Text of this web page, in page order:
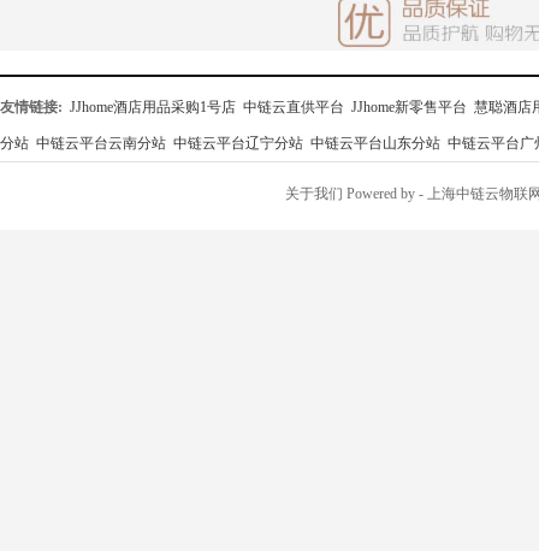
友情链接: JJhome酒店用品采购1号店 中链云直供平台 JJhome新零售平台 慧聪酒店
分站 中链云平台云南分站 中链云平台辽宁分站 中链云平台山东分站 中链云平台广
关于我们 Powered by - 上海中链云物联